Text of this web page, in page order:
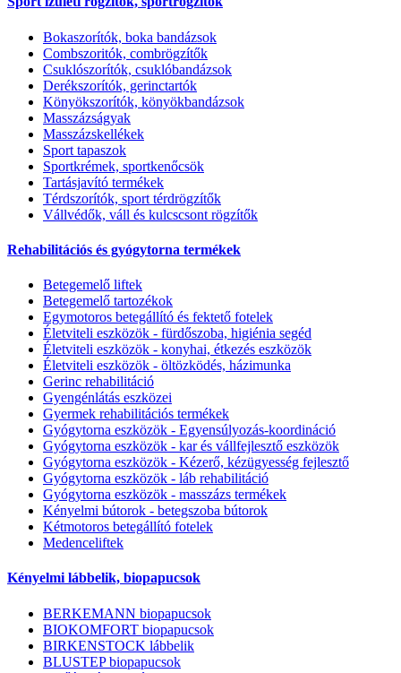
Bokaszorítók, boka bandázsok
Combszoritók, combrögzítők
Csuklószorítók, csuklóbandázsok
Derékszorítók, gerinctartók
Könyökszorítók, könyökbandázsok
Masszázságyak
Masszázskellékek
Sport tapaszok
Sportkrémek, sportkenőcsök
Tartásjavító termékek
Térdszorítók, sport térdrögzítők
Vállvédők, váll és kulcscsont rögzítők
Rehabilitációs és gyógytorna termékek
Betegemelő liftek
Betegemelő tartozékok
Egymotoros betegállító és fektető fotelek
Életviteli eszközök - fürdőszoba, higiénia segéd
Életviteli eszközök - konyhai, étkezés eszközök
Életviteli eszközök - öltözködés, házimunka
Gerinc rehabilitáció
Gyengénlátás eszközei
Gyermek rehabilitációs termékek
Gyógytorna eszközök - Egyensúlyozás-koordináció
Gyógytorna eszközök - kar és vállfejlesztő eszközök
Gyógytorna eszközök - Kézerő, kézügyesség fejlesztő
Gyógytorna eszközök - láb rehabilitáció
Gyógytorna eszközök - masszázs termékek
Kényelmi bútorok - betegszoba bútorok
Kétmotoros betegállító fotelek
Medenceliftek
Kényelmi lábbelik, biopapucsok
BERKEMANN biopapucsok
BIOKOMFORT biopapucsok
BIRKENSTOCK lábbelik
BLUSTEP biopapucsok